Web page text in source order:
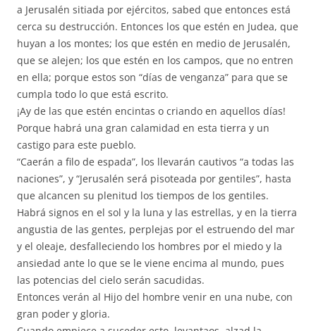
a Jerusalén sitiada por ejércitos, sabed que entonces está
cerca su destrucción. Entonces los que estén en Judea, que
huyan a los montes; los que estén en medio de Jerusalén,
que se alejen; los que estén en los campos, que no entren
en ella; porque estos son “días de venganza” para que se
cumpla todo lo que está escrito.
¡Ay de las que estén encintas o criando en aquellos días!
Porque habrá una gran calamidad en esta tierra y un
castigo para este pueblo.
“Caerán a filo de espada”, los llevarán cautivos “a todas las
naciones”, y “Jerusalén será pisoteada por gentiles”, hasta
que alcancen su plenitud los tiempos de los gentiles.
Habrá signos en el sol y la luna y las estrellas, y en la tierra
angustia de las gentes, perplejas por el estruendo del mar
y el oleaje, desfalleciendo los hombres por el miedo y la
ansiedad ante lo que se le viene encima al mundo, pues
las potencias del cielo serán sacudidas.
Entonces verán al Hijo del hombre venir en una nube, con
gran poder y gloria.